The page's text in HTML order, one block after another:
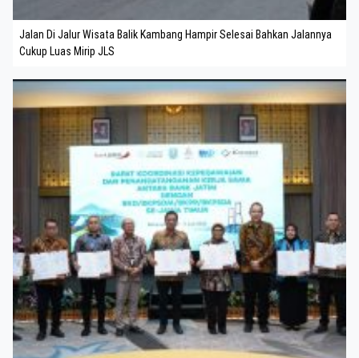
Jalan Di Jalur Wisata Balik Kambang Hampir Selesai Bahkan Jalannya
Cukup Luas Mirip JLS